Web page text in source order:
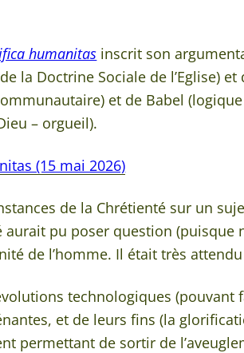
humanitas inscrit son
la Doctrine Sociale de l’Eglise)
et de Babel
– orgueil).
(15 mai 2026)
de la Chrétienté sur un
pu poser question
de l’homme. Il était très
technologiques (pouvant
et de leurs fins (la
permettant de sortir de